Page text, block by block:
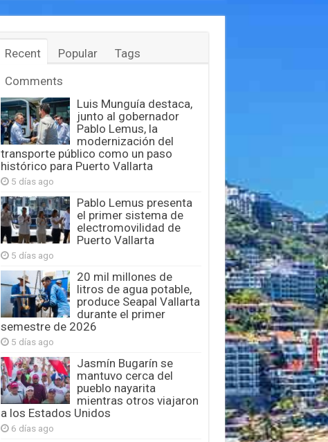
Recent Popular
Tags
Comments
Luis Munguía destaca,
junto al gobernador
Pablo Lemus, la
modernización del
transporte público como un paso
histórico para Puerto Vallarta
5 días ago
Pablo Lemus presenta
el primer sistema de
electromovilidad de
Puerto Vallarta
5 días ago
20 mil millones de
litros de agua potable,
produce Seapal Vallarta
durante el primer
semestre de 2026
5 días ago
Jasmín Bugarín se
mantuvo cerca del
pueblo nayarita
mientras otros viajaron
a los Estados Unidos
6 días ago